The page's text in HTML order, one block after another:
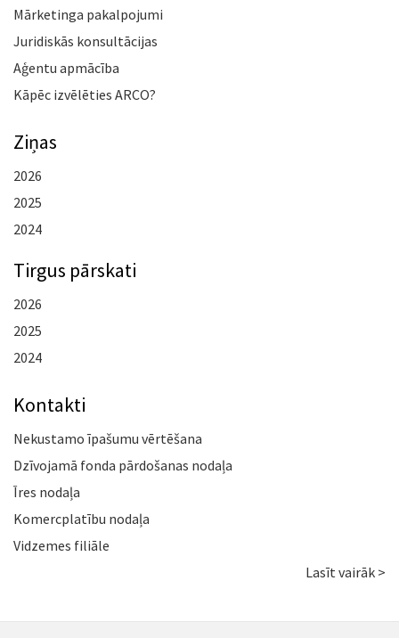
Mārketinga pakalpojumi
Juridiskās konsultācijas
Aģentu apmācība
Kāpēc izvēlēties ARCO?
Ziņas
2026
2025
2024
Tirgus pārskati
2026
2025
2024
Kontakti
Nekustamo īpašumu vērtēšana
Dzīvojamā fonda pārdošanas nodaļa
Īres nodaļa
Komercplatību nodaļa
Vidzemes filiāle
Lasīt vairāk >